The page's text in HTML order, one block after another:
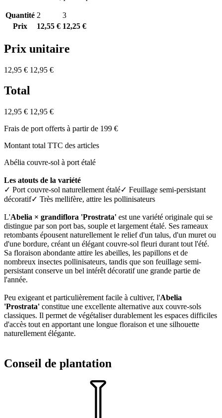
Quantité 2
3
Prix
12,55 € 12,25 €
Prix unitaire
12,95 € 12,95 €
Total
12,95 € 12,95 €
Frais de port offerts à partir de 199 €
Montant total TTC des articles
Abélia couvre-sol à port étalé
Les atouts de la variété
✓ Port couvre-sol naturellement étalé✓ Feuillage semi-persistant
décoratif✓ Très mellifère, attire les pollinisateurs
L'Abelia × grandiflora 'Prostrata' est une variété originale qui se
distingue par son port bas, souple et largement étalé. Ses rameaux
retombants épousent naturellement le relief d'un talus, d'un muret ou
d'une bordure, créant un élégant couvre-sol fleuri durant tout l'été.
Sa floraison abondante attire les abeilles, les papillons et de
nombreux insectes pollinisateurs, tandis que son feuillage semi-
persistant conserve un bel intérêt décoratif une grande partie de
l'année.
Peu exigeant et particulièrement facile à cultiver, l'Abelia
'Prostrata' constitue une excellente alternative aux couvre-sols
classiques. Il permet de végétaliser durablement les espaces difficiles
d'accès tout en apportant une longue floraison et une silhouette
naturellement élégante.
Conseil de plantation